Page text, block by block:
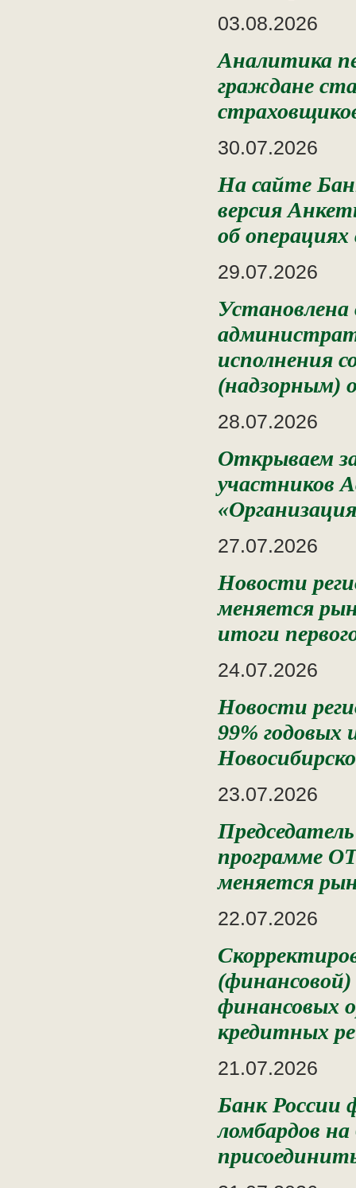
03.08.2026
Аналитика
граждане
30.07.2026
На сайте
версия
об
29.07.2026
исполнения
(надзорным)
28.07.2026
Открываем
участников
27.07.2026
Новости
меняется
итоги
24.07.2026
Новости
99% годовых
23.07.2026
программе
меняется
22.07.2026
финансовых
кредитных
21.07.2026
Банк России
ломбардов